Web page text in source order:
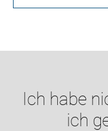
Ich habe
ich